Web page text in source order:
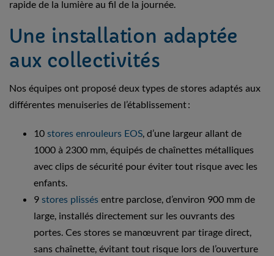
rapide de la lumière au fil de la journée.
Une installation adaptée
aux collectivités
Nos équipes ont proposé deux types de stores adaptés aux
différentes menuiseries de l’établissement :
10 stores enrouleurs EOS, d’une largeur allant de
1000 à 2300 mm, équipés de chaînettes métalliques
avec clips de sécurité pour éviter tout risque avec les
enfants.
9 stores plissés entre parclose, d’environ 900 mm de
large, installés directement sur les ouvrants des
portes. Ces stores se manœuvrent par tirage direct,
sans chaînette, évitant tout risque lors de l’ouverture